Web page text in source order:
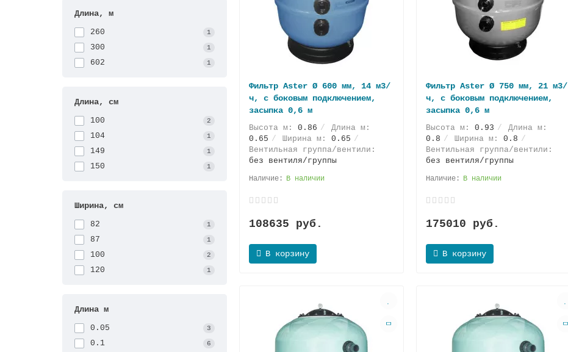
Длина, м
260 1
300 1
602 1
Длина, см
100 2
104 1
149 1
150 1
Ширина, см
82 1
87 1
100 2
120 1
Длина м
0.05 3
0.1 6
Фильтр Aster Ø 600 мм, 14 м3/
ч, с боковым подключением,
зaсыпка 0,6 м
Высота м: 0.86
Длина м:
0.65
Ширина м: 0.65
Вентильная группа/вентили:
без вентиля/группы
В наличии
108635 руб.
В корзину
Фильтр Aster Ø 750 мм, 21 м3/
ч, с боковым подключениeм,
засыпка 0,6 м
Высота м: 0.93
Длина м:
0.8
Ширина м: 0.8
Вентильная группа/вентили:
без вентиля/группы
В наличии
175010 руб.
В корзину